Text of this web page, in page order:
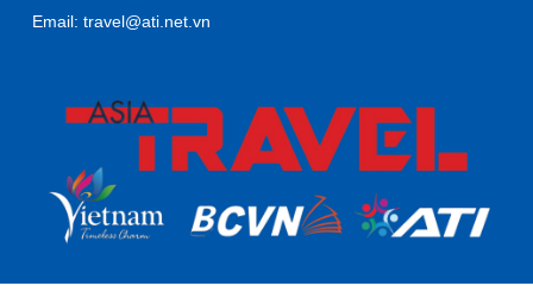
Email: travel@ati.net.vn